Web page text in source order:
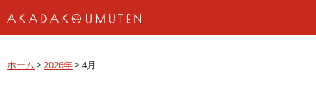
ホーム >2026年>4月